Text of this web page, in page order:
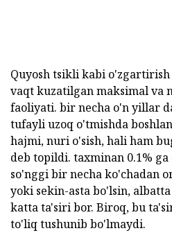
Quyosh tsikli kabi
vaqt kuzatilgan maksimal va
faoliyati. bir necha o'n yillar
tufayli uzoq o'tmishda
hajmi, nuri o'sish, hali ham
deb topildi. taxminan 0.1%
so'nggi bir necha ko'chadan
yoki sekin-asta bo'lsin,
katta ta'siri bor. Biroq, bu
to'liq tushunib bo'lmaydi.